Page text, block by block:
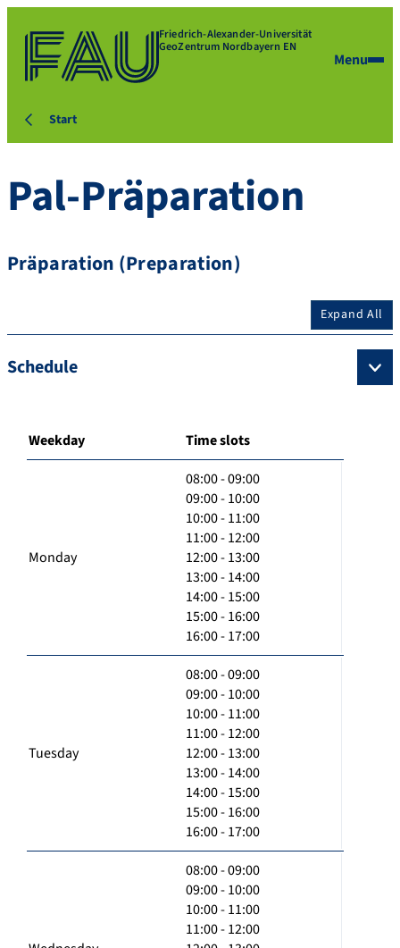
Friedrich-Alexander-Universität
GeoZentrum Nordbayern EN
Menu
Start
Pal-Präparation
Präparation (Preparation)
Expand All
Schedule
Weekday Time slots
Monday
08:00 - 09:00
09:00 - 10:00
10:00 - 11:00
11:00 - 12:00
12:00 - 13:00
13:00 - 14:00
14:00 - 15:00
15:00 - 16:00
16:00 - 17:00
Tuesday
08:00 - 09:00
09:00 - 10:00
10:00 - 11:00
11:00 - 12:00
12:00 - 13:00
13:00 - 14:00
14:00 - 15:00
15:00 - 16:00
16:00 - 17:00
08:00 - 09:00
09:00 - 10:00
10:00 - 11:00
11:00 - 12:00